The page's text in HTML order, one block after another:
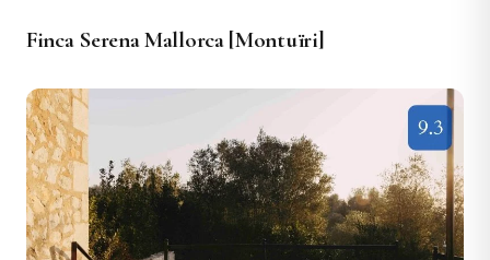
Finca Serena Mallorca [Montuïri]